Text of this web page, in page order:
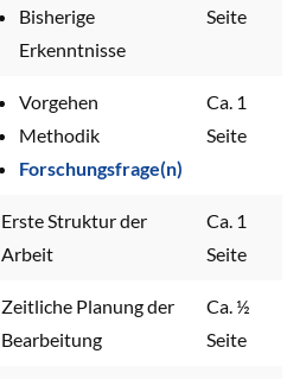
Bisherige
Erkenntnisse
Seite
Vorgehen
Methodik
Forschungsfrage(n)
Ca. 1
Seite
Erste Struktur der
Arbeit
Ca. 1
Seite
Zeitliche Planung der
Bearbeitung
Ca. ½
Seite